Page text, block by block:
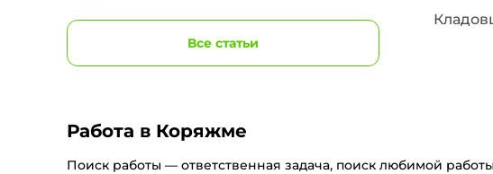
Все статьи
Работа в Коряжме
Поиск работы — ответственная задача, поиск любимой